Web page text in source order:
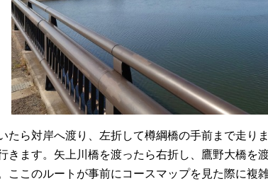
たら対岸へ渡り、左折して樽綱橋の手前まで走り
きます。矢上川橋を渡ったら右折し、鷹野大橋を
ここのルートが事前にコースマップを見た際に複